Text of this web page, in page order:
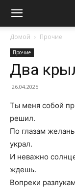
Домой Прочие
Прочие
Два
26.04.2025
Ты меня собой
решил.
По глазам
украл.
И неважно
ждешь.
Вопреки